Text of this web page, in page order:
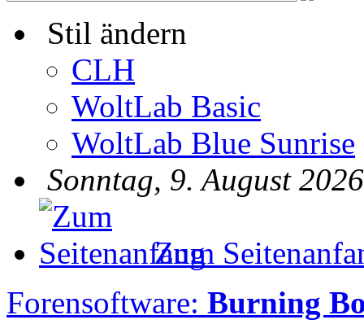
Stil ändern
CLH
WoltLab Basic
WoltLab Blue Sunrise
Sonntag, 9. August
Zum
Forensoftware: Burning